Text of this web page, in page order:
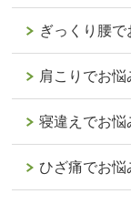
ぎっくり腰
肩こりでお悩
寝違えでお悩
ひざ痛でお悩